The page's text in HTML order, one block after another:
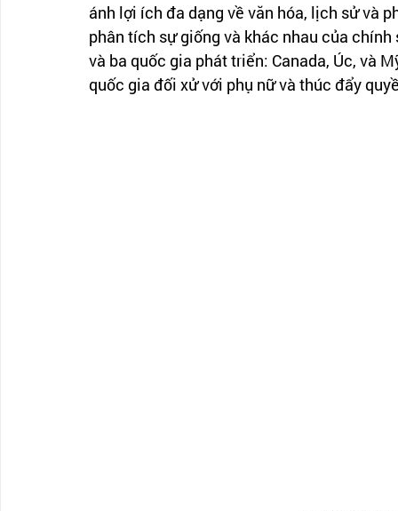
ánh lợi ích đa dạng về văn hóa, lịch sử và
phân tích sự giống và khác nhau của
và ba quốc gia phát triển: Canada, Úc, và
quốc gia đối xử với phụ nữ và thúc đẩy